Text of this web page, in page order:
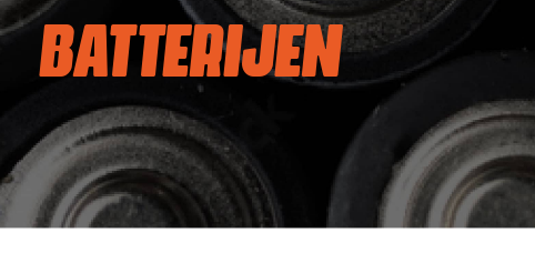
BATTERIJEN